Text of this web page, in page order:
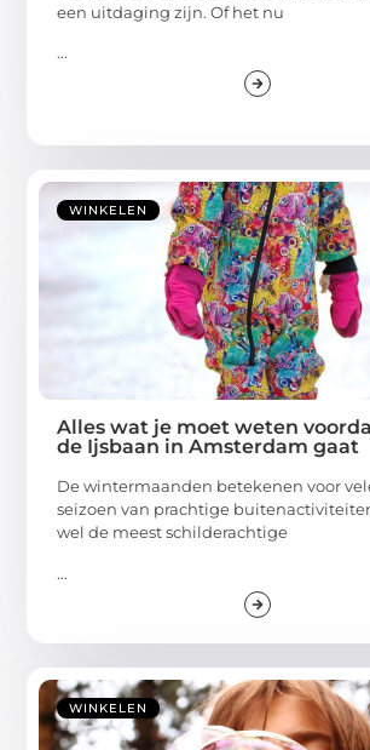
een uitdaging zijn. Of het nu
...
WINKELEN
Alles wat je moet weten
de Ijsbaan in Amsterdam gaat
De wintermaanden betekenen voor
seizoen van prachtige
wel de meest schilderachtige
...
WINKELEN